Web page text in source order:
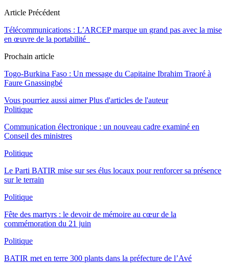
Article Précédent
Télécommunications : L’ARCEP marque un grand pas avec la mise
en œuvre de la portabilité
Prochain article
Togo-Burkina Faso : Un message du Capitaine Ibrahim Traoré à
Faure Gnassingbé
Vous pourriez aussi aimer Plus d'articles de l'auteur
Politique
Communication électronique : un nouveau cadre examiné en
Conseil des ministres
Politique
Le Parti BATIR mise sur ses élus locaux pour renforcer sa présence
sur le terrain
Politique
Fête des martyrs : le devoir de mémoire au cœur de la
commémoration du 21 juin
Politique
BATIR met en terre 300 plants dans la préfecture de l’Avé